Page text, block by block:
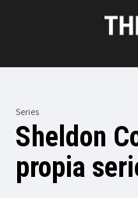
Series
Sheldon
propia